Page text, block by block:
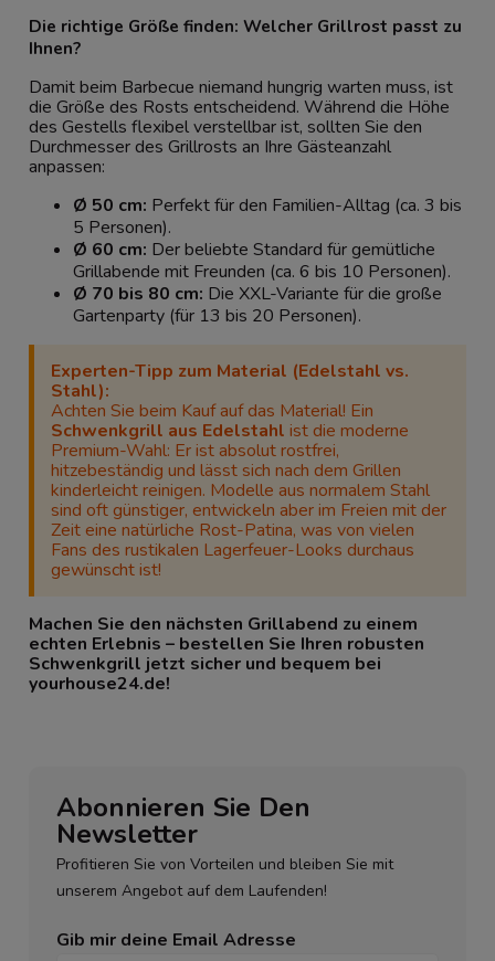
Die richtige Größe finden: Welcher Grillrost passt zu
Ihnen?
Damit beim Barbecue niemand hungrig warten muss, ist
die Größe des Rosts entscheidend. Während die Höhe
des Gestells flexibel verstellbar ist, sollten Sie den
Durchmesser des Grillrosts an Ihre Gästeanzahl
anpassen:
Ø 50 cm: Perfekt für den Familien-Alltag (ca. 3 bis
5 Personen).
Ø 60 cm: Der beliebte Standard für gemütliche
Grillabende mit Freunden (ca. 6 bis 10 Personen).
Ø 70 bis 80 cm: Die XXL-Variante für die große
Gartenparty (für 13 bis 20 Personen).
Experten-Tipp zum Material (Edelstahl vs.
Stahl):
Achten Sie beim Kauf auf das Material! Ein
Schwenkgrill aus Edelstahl ist die moderne
Premium-Wahl: Er ist absolut rostfrei,
hitzebeständig und lässt sich nach dem Grillen
kinderleicht reinigen. Modelle aus normalem Stahl
sind oft günstiger, entwickeln aber im Freien mit der
Zeit eine natürliche Rost-Patina, was von vielen
Fans des rustikalen Lagerfeuer-Looks durchaus
gewünscht ist!
Machen Sie den nächsten Grillabend zu einem
echten Erlebnis – bestellen Sie Ihren robusten
Schwenkgrill jetzt sicher und bequem bei
yourhouse24.de!
Abonnieren Sie Den
Newsletter
Profitieren Sie von Vorteilen und bleiben Sie mit
unserem Angebot auf dem Laufenden!
Gib mir deine Email Adresse